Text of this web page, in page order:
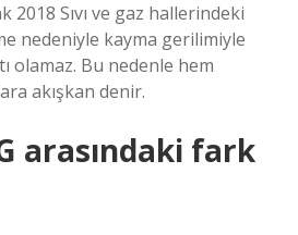
2018 Sıvı ve gaz hallerindeki
nedeniyle kayma gerilimiyle
olamaz. Bu nedenle hem
akışkan denir.
arasındaki fark